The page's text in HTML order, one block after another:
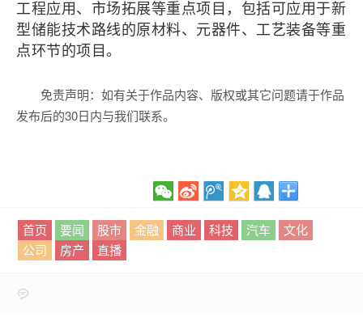
工程应用、市场拓展等重点项目，包括可应用于新
型储能技术路线的原材料、元器件、工艺装备等重
点环节的项目。
免责声明：如有关于作品内容、版权或其它问题请于作品
发布后的30日内与我们联系。
首页 要闻 股市 金融 商业 科技 汽车
文化
公司
房产 直播